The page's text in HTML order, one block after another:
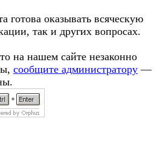
готова оказывать всяческую
так и других вопросах.
на нашем сайте незаконно
сообщите администратору —